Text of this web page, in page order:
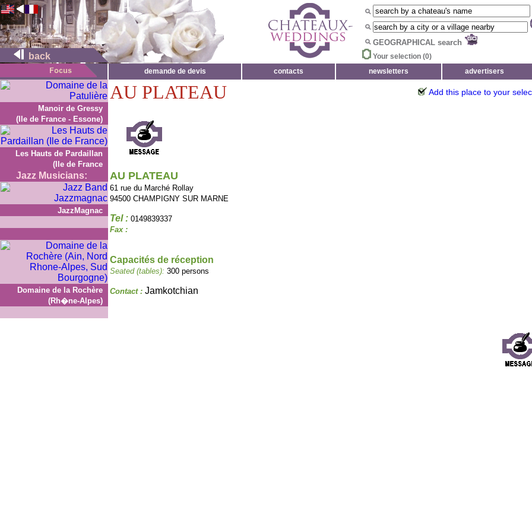
back
GEOGRAPHICAL search
Your selection (0)
demande de devis
contacts newsletters advertisers
Manoir de Gressy
(Ile de France - Essone)
Les Hauts de Pardaillan
(Ile de France
Jazz Musicians:
JazzMagnac
Domaine de la Rochère
(Rh�ne-Alpes)
AU PLATEAU Add this place to your
AU PLATEAU
61 rue du Marché Rollay
94500 CHAMPIGNY SUR MARNE
Tel : 0149839337
Fax :
Capacités de réception
Seated (tables): 300 persons
Contact : Jamkotchian